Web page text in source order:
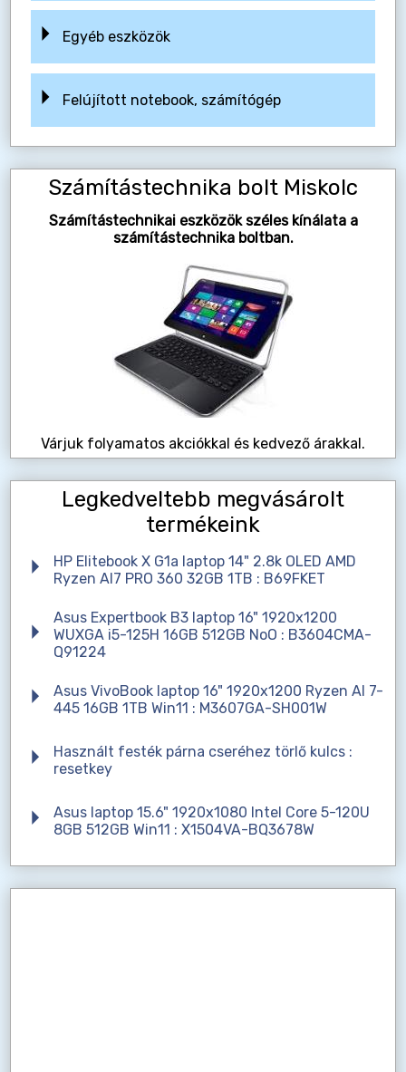
Egyéb eszközök
Felújított notebook, számítógép
Számítástechnika bolt Miskolc
Számítástechnikai eszközök széles kínálata a
számítástechnika boltban.
Várjuk folyamatos akciókkal és kedvező árakkal.
Legkedveltebb megvásárolt
termékeink
HP Elitebook X G1a laptop 14" 2.8k OLED AMD
Ryzen AI7 PRO 360 32GB 1TB : B69FKET
Asus Expertbook B3 laptop 16" 1920x1200
WUXGA i5-125H 16GB 512GB NoO : B3604CMA-
Q91224
Asus VivoBook laptop 16" 1920x1200 Ryzen AI 7-
445 16GB 1TB Win11 : M3607GA-SH001W
Használt festék párna cseréhez törlő kulcs :
resetkey
Asus laptop 15.6" 1920x1080 Intel Core 5-120U
8GB 512GB Win11 : X1504VA-BQ3678W